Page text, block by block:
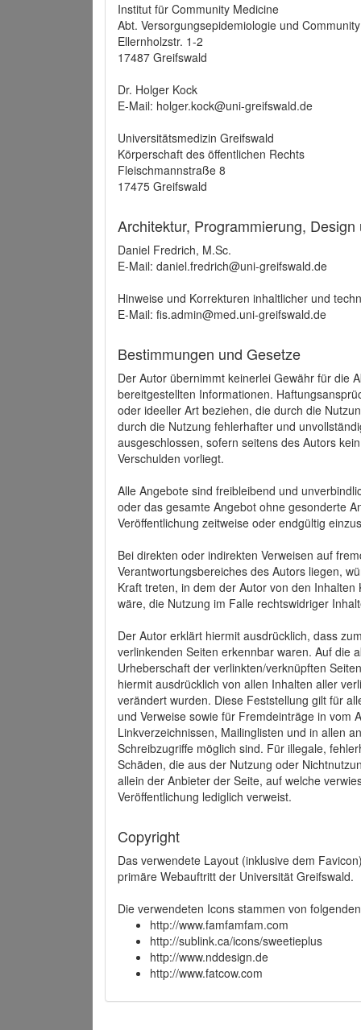
Institut für Community Medicine
Abt. Versorgungsepidemiologie und
Ellernholzstr. 1-2
17487 Greifswald
Dr. Holger Kock
E-Mail: holger.kock@uni-greifswald.de
Universitätsmedizin Greifswald
Körperschaft des öffentlichen Rechts
Fleischmannstraße 8
17475 Greifswald
Architektur, Programmierung,
Daniel Fredrich, M.Sc.
E-Mail: daniel.fredrich@uni-greifswald.de
Hinweise und Korrekturen inhaltlicher und
E-Mail: fis.admin@med.uni-greifswald.de
Bestimmungen und Gesetze
Der Autor übernimmt keinerlei Gewähr für die
bereitgestellten Informationen.
oder ideeller Art beziehen, die durch die
durch die Nutzung fehlerhafter und
ausgeschlossen, sofern seitens des Autors
Verschulden vorliegt.
Alle Angebote sind freibleibend und
oder das gesamte Angebot ohne gesonderte
Veröffentlichung zeitweise oder endgültig
Bei direkten oder indirekten Verweisen auf
Verantwortungsbereiches des Autors liegen,
Kraft treten, in dem der Autor von den
wäre, die Nutzung im Falle rechtswidriger
Der Autor erklärt hiermit ausdrücklich, dass
verlinkenden Seiten erkennbar waren. Auf die
Urheberschaft der verlinkten/verknüpften
hiermit ausdrücklich von allen Inhalten aller
verändert wurden. Diese Feststellung gilt für
und Verweise sowie für Fremdeinträge in vom
Linkverzeichnissen, Mailinglisten und in allen
Schreibzugriffe möglich sind. Für illegale,
Schäden, die aus der Nutzung oder
allein der Anbieter der Seite, auf welche
Veröffentlichung lediglich verweist.
Copyright
Das verwendete Layout (inklusive dem
primäre Webauftritt der Universität Greifswald.
Die verwendeten Icons stammen von
http://www.famfamfam.com
http://sublink.ca/icons/sweetieplus
http://www.nddesign.de
http://www.fatcow.com